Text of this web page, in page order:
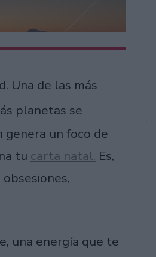
Una de las más
planetas se
genera un foco de
tu carta natal. Es,
una energía que te